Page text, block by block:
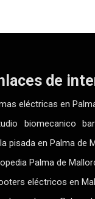
de
eléctricas en
biomecanico
pisada en Palma de
Palma de
eléctricos en